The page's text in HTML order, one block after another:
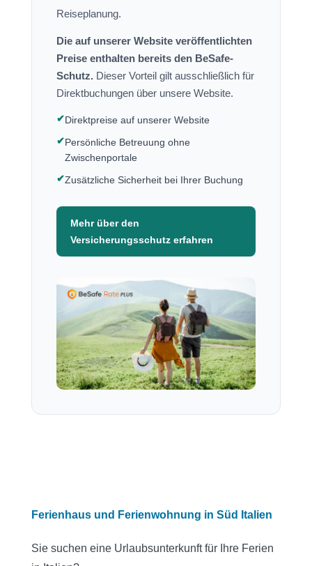
Reiseplanung.
Die auf unserer Website veröffentlichten
Preise enthalten bereits den BeSafe-
Schutz. Dieser Vorteil gilt ausschließlich für
Direktbuchungen über unsere Website.
✔Direktpreise auf unserer Website
✔Persönliche Betreuung ohne
Zwischenportale
✔Zusätzliche Sicherheit bei Ihrer Buchung
Mehr über den
Versicherungsschutz erfahren
Ferienhaus und Ferienwohnung in Süd Italien
Sie suchen eine Urlaubsunterkunft für Ihre Ferien